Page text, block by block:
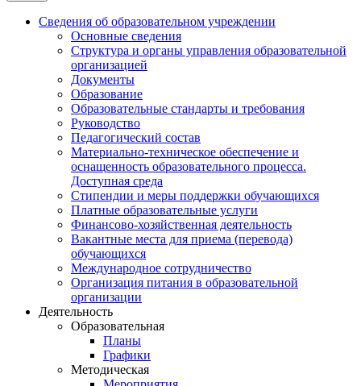
Сведения об образовательном учреждении
Основные сведения
Структура и органы управления образовательной
организацией
Документы
Образование
Образовательные стандарты и требования
Руководство
Педагогический состав
Материально-техническое обеспечение и
оснащенность образовательного процесса.
Доступная среда
Стипендии и меры поддержки обучающихся
Платные образовательные услуги
Финансово-хозяйственная деятельность
Вакантные места для приема (перевода)
обучающихся
Международное сотрудничество
Организация питания в образовательной
организации
Деятельность
Образовательная
Планы
Графики
Методическая